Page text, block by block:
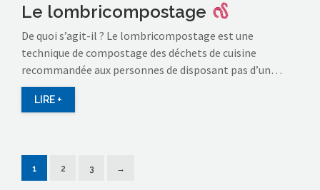
Le lombricompostage
De quoi s’agit-il ? Le lombricompostage est une
technique de compostage des déchets de cuisine
recommandée aux personnes de disposant pas d’un…
LIRE +
1 2 3 →